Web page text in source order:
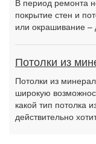
В период ремонта
покрытие стен и
или окрашивание –
Потолки из
Потолки из
широкую
какой тип потолка
действительно